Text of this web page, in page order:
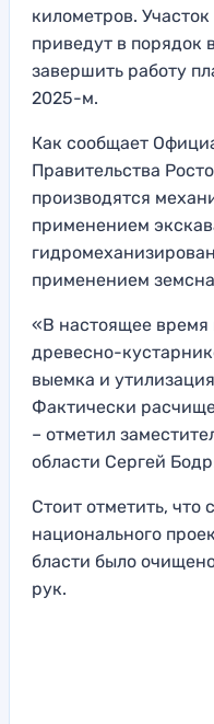
километров.
приведут в порядок
завершить работу
2025-м.
Как сообщает
Правительства
производятся
применением
применением
«В настоящее время
древесно-
выемка и
Фактически
– отметил
области Сергей
Стоит отметить, что
национального
бласти было
рук.